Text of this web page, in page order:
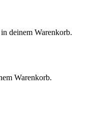
deinem Warenkorb.
Warenkorb.